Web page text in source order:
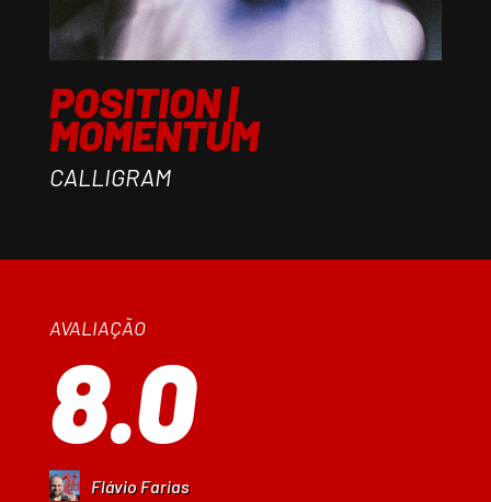
POSITION |
MOMENTUM
CALLIGRAM
AVALIAÇÃO
8.0
Flávio Farias